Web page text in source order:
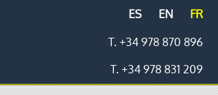
ES EN
FR
T. +34 978 870 896
T. +34 978 831 209